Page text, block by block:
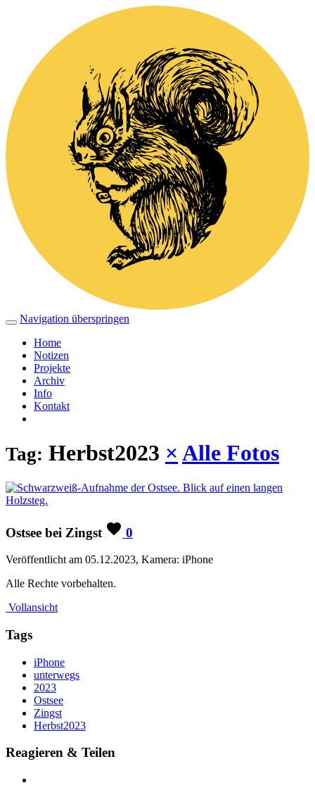
Navigation überspringen
Home
Notizen
Projekte
Archiv
Info
Kontakt
Tag: Herbst2023 × Alle Fotos
Ostsee bei Zingst 0
Veröffentlicht am 05.12.2023, Kamera: iPhone
Alle Rechte vorbehalten.
Vollansicht
Tags
iPhone
unterwegs
2023
Ostsee
Zingst
Herbst2023
Reagieren & Teilen